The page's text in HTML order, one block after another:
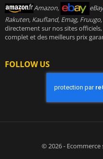
Amazon,
Rakuten, Kaufland, Emag,
directement sur nos sites
complet et des meilleurs prix
FOLLOW US
© 2026 -